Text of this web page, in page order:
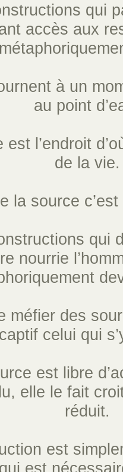
qui
accès aux
à un
au point
est l’endroit
de la vie.
la source
qui
nourrie
méfier des
celui qui
est libre
elle le fait
réduit.
est
est